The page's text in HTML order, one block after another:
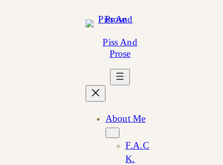
Piss And
Prose
About Me
F.A.C
K.